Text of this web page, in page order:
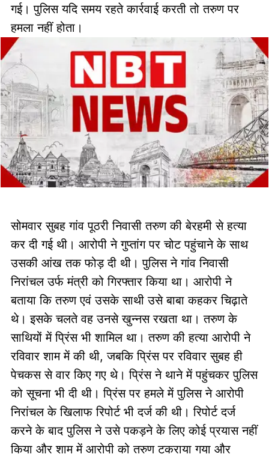
गई। पुलिस यदि समय रहते कार्रवाई करती तो तरुण पर
हमला नहीं होता।
सोमवार सुबह गांव पूठरी निवासी तरुण की बेरहमी से हत्या
कर दी गई थी। आरोपी ने गुप्तांग पर चोट पहुंचाने के साथ
उसकी आंख तक फोड़ दी थी। पुलिस ने गांव निवासी
निरांचल उर्फ मंत्री को गिरफ्तार किया था। आरोपी ने
बताया कि तरुण एवं उसके साथी उसे बाबा कहकर चिढ़ाते
थे। इसके चलते वह उनसे खुन्नस रखता था। तरुण के
साथियों में प्रिंस भी शामिल था। तरुण की हत्या आरोपी ने
रविवार शाम में की थी, जबकि प्रिंस पर रविवार सुबह ही
पेचकस से वार किए गए थे। प्रिंस ने थाने में पहुंचकर पुलिस
को सूचना भी दी थी। प्रिंस पर हमले में पुलिस ने आरोपी
निरांचल के खिलाफ रिपोर्ट भी दर्ज की थी। रिपोर्ट दर्ज
करने के बाद पुलिस ने उसे पकड़ने के लिए कोई प्रयास नहीं
किया और शाम में आरोपी को तरुण टकराया गया और